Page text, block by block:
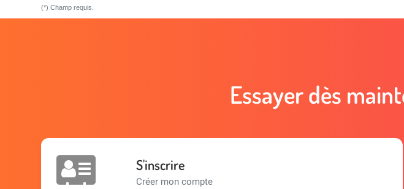
(*) Champ requis
Essayer dès
S'inscrire
Créer mon compte